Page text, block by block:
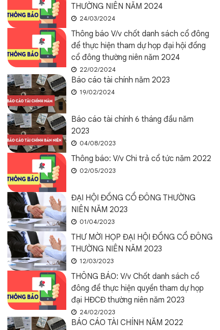
THƯỜNG NIÊN NĂM 2024
24/03/2024
Thông báo V/v chốt danh sách cổ đông
để thực hiện tham dự họp đại hội đồng
cổ đông thường niên năm 2024
22/02/2024
Báo cáo tài chính năm 2023
19/02/2024
Báo cáo tài chính 6 tháng đầu năm
2023
04/08/2023
Thông báo: V/v Chi trả cổ tức năm 2022
02/05/2023
ĐẠI HỘI ĐỒNG CỔ ĐÔNG THƯỜNG
NIÊN NĂM 2023
01/04/2023
THƯ MỜI HỌP ĐẠI HỘI ĐỒNG CỔ ĐÔNG
THƯỜNG NIÊN NĂM 2023
12/03/2023
THÔNG BÁO: V/v Chốt danh sách cổ
đông để thực hiện quyền tham dự họp
đại HĐCĐ thường niên năm 2023
24/02/2023
BÁO CÁO TÀI CHÍNH NĂM 2022